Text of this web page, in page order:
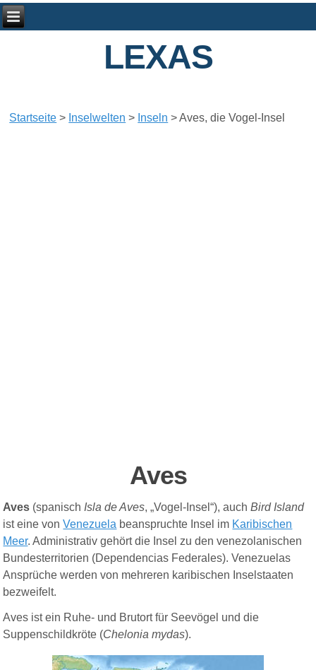
LEXAS
Startseite > Inselwelten > Inseln >Aves, die Vogel-Insel
Aves
Aves (spanisch Isla de Aves, „Vogel-Insel“), auchBird Island
ist eine vonVenezuela beanspruchte Insel im Karibischen
Meer. Administrativ gehört die Insel zu den venezolanischen
Bundesterritorien (Dependencias Federales). Venezuelas
Ansprüche werden von mehreren karibischen Inselstaaten
bezweifelt.
Aves ist ein Ruhe- und Brutort für Seevögel und die
Suppenschildkröte (Chelonia mydas).